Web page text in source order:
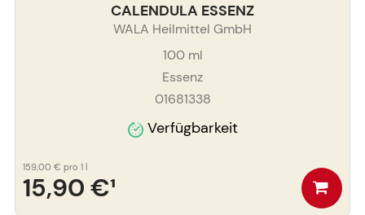
CALENDULA ESSENZ
WALA Heilmittel GmbH
100ml
Essenz
01681338
Verfügbarkeit
15,90 €¹
159,00 € pro 1 l